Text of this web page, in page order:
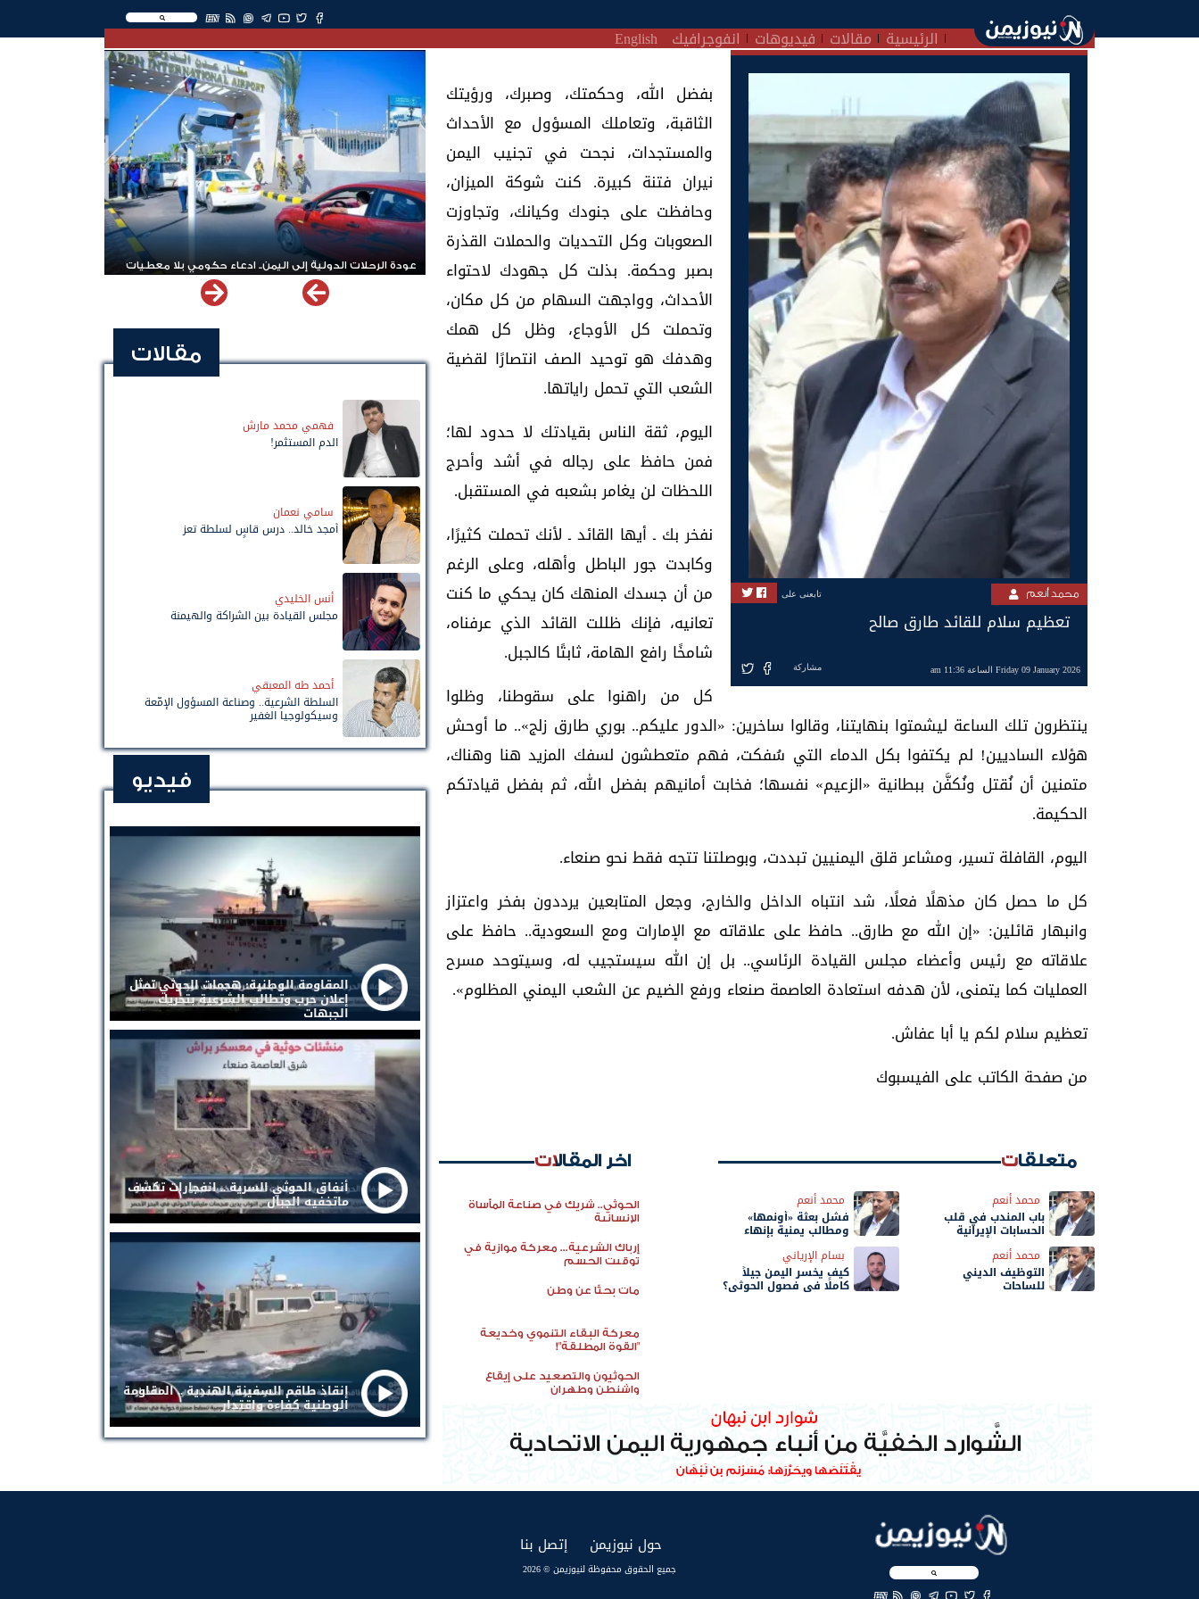
EN
الرئيسية مقالات فيديوهات انفوجرافيك English
محمد أنعم تابعنى على
‏تعظيم سلام للقائد طارق صالح
Friday 09 January 2026 الساعة 11:36 am مشاركة
بفضل الله، وحكمتك، وصبرك، ورؤيتك
الثاقبة، وتعاملك المسؤول مع الأحداث
والمستجدات، نجحت في تجنيب اليمن
نيران فتنة كبيرة. كنت شوكة الميزان،
وحافظت على جنودك وكيانك، وتجاوزت
الصعوبات وكل التحديات والحملات القذرة
بصبر وحكمة. بذلت كل جهودك لاحتواء
الأحداث، وواجهت السهام من كل مكان،
وتحملت كل الأوجاع، وظل كل همك
وهدفك هو توحيد الصف انتصارًا لقضية
الشعب التي تحمل راياتها.
اليوم، ثقة الناس بقيادتك لا حدود لها؛
فمن حافظ على رجاله في أشد وأحرج
اللحظات لن يغامر بشعبه في المستقبل.
نفخر بك ـ أيها القائد ـ لأنك تحملت كثيرًا،
وكابدت جور الباطل وأهله، وعلى الرغم
من أن جسدك المنهك كان يحكي ما كنت
تعانيه، فإنك ظللت القائد الذي عرفناه،
شامخًا رافع الهامة، ثابتًا كالجبل.
كل من راهنوا على سقوطنا، وظلوا
ينتظرون تلك الساعة ليشمتوا بنهايتنا، وقالوا ساخرين: «الدور عليكم.. بوري طارق زلج».. ما أوحش
هؤلاء الساديين! لم يكتفوا بكل الدماء التي سُفكت، فهم متعطشون لسفك المزيد هنا وهناك،
متمنين أن نُقتل ونُكفَّن ببطانية «الزعيم» نفسها؛ فخابت أمانيهم بفضل الله، ثم بفضل قيادتكم
الحكيمة.
اليوم، القافلة تسير، ومشاعر قلق اليمنيين تبددت، وبوصلتنا تتجه فقط نحو صنعاء.
كل ما حصل كان مذهلًا فعلًا، شد انتباه الداخل والخارج، وجعل المتابعين يرددون بفخر واعتزاز
وانبهار قائلين: «إن الله مع طارق.. حافظ على علاقاته مع الإمارات ومع السعودية.. حافظ على
علاقاته مع رئيس وأعضاء مجلس القيادة الرئاسي.. بل إن الله سيستجيب له، وسيتوحد مسرح
العمليات كما يتمنى، لأن هدفه استعادة العاصمة صنعاء ورفع الضيم عن الشعب اليمني المظلوم».
تعظيم سلام لكم يا أبا عفاش.
من صفحة الكاتب على الفيسبوك
متعلقات
محمد أنعم
باب المندب في قلب
الحسابات الإيرانية
محمد أنعم
فشل بعثة «أونمها»
ومطالب يمنية بإنهاء
محمد أنعم
التوظيف الديني
للساحات
بسام الإرياني
كيف يخسر اليمن جيلاً
كاملًا في فصول الحوثي؟
اخر المقالات
الحوثي.. شريك في صناعة المأساة
الإنسانية
إرباك الشرعية... معركة موازية في
توقيت الحسم
مات بحثًا عن وطن
معركة البقاء التنموي وخديعة
"القوة المطلقة"!
الحوثيون والتصعيد على إيقاع
واشنطن وطهران
عودة الرحلات الدولية إلى اليمن.. ادعاء حكومي بلا معطيات
مقالات
فهمي محمد مارش
الدم المستثمر!
سامي نعمان
أمجد خالد.. درس قاسٍ لسلطة تعز
أنس الخليدي
مجلس القيادة بين الشراكة والهيمنة
أحمد طه المعبقي
السلطة الشرعية.. وصناعة المسؤول الإمّعة
وسيكولوجيا الغفير
فيديو
المقاومة الوطنية: هجمات الحوثي تمثل
إعلان حرب وتطالب الشرعية بتحريك
الجبهات
أنفاق الحوثي السرية .. انفجارات تكشف
ماتخفيه الجبال
إنقاذ طاقم السفينة الهندية .. المقاومة
الوطنية كفاءة واقتدار
EN
حول نيوزيمن إتصل بنا
جميع الحقوق محفوظة لنيوزيمن © 2026